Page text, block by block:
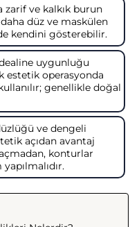
zarif ve kalkık burun
düz ve maskülen
kendini gösterebilir.
uygunluğu
estetik operasyonda
genellikle doğal
ve dengeli
açıdan avantaj
konturlar